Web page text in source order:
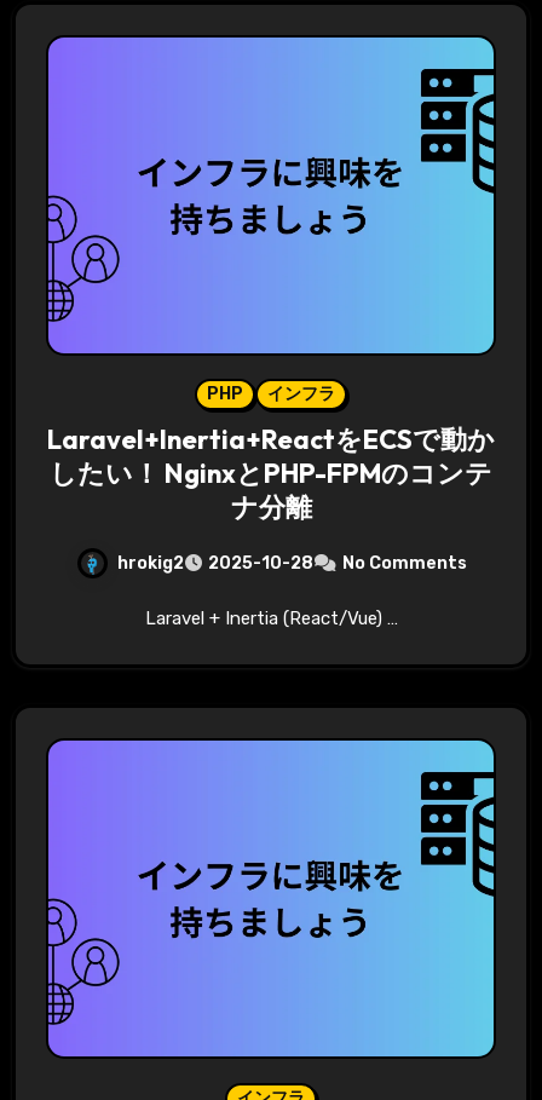
PHP インフラ
Laravel+Inertia+ReactをECSで動か
したい！ NginxとPHP-FPMのコンテ
ナ分離
hrokig2 2025-10-28 No Comments
Laravel + Inertia (React/Vue) …